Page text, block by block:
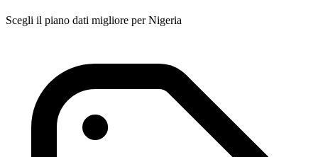
Scegli il piano dati migliore per Nigeria